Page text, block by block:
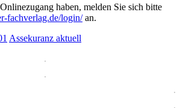
haben, melden Sie sich bitte
fachverlag.de/login/an.
Assekuranz aktuell